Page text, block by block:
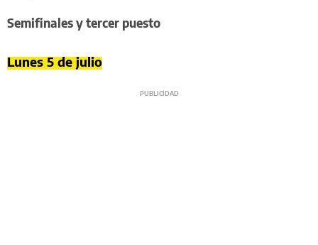
Semifinales y tercer puesto
Lunes 5 de julio